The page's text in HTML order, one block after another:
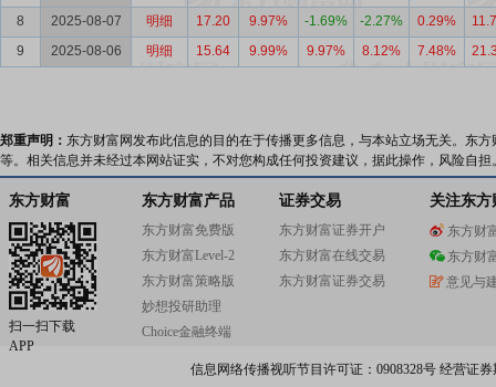
8
2025-08-07 明细 17.20 9.97% -1.69% -2.27% 0.29%
9
2025-08-06 明细 15.64 9.99% 9.97% 8.12% 7.48%
郑重声明： 东方财富网发布此信息的目的在于传播更多信息，与本站立场无关。东
等。相关信息并未经过本网站证实，不对您构成任何投资建议，据此操作，风险自担